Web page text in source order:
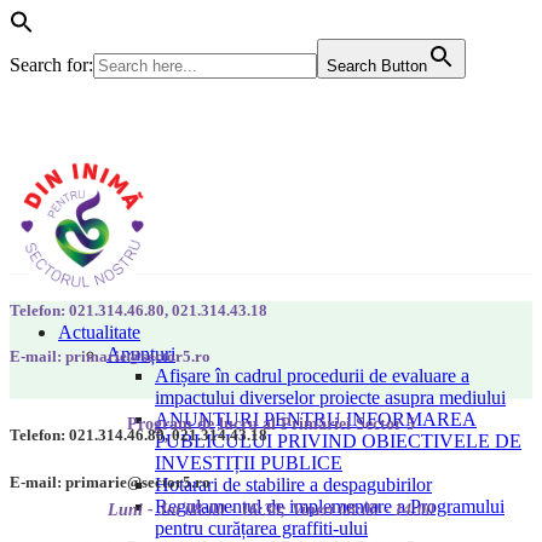
Search for: Search Button
Actualitate
Anunțuri
Afișare în cadrul procedurii de evaluare a
impactului diverselor proiecte asupra mediului
ANUNȚURI PENTRU INFORMAREA
PUBLICULUI PRIVIND OBIECTIVELE DE
INVESTIȚII PUBLICE
Hotarari de stabilire a despagubirilor
Regulamentul de implementare a Programului
pentru curățarea graffiti-ului
Telefon: 021.314.46.80, 021.314.43.18
E-mail: primarie@sector5.ro
Program de lucru al Primăriei Sector 5
Luni - Joi 08:00 - 16:30; Vineri 08:00 - 14:00
Telefon: 021.314.46.80, 021.314.43.18
E-mail: primarie@sector5.ro